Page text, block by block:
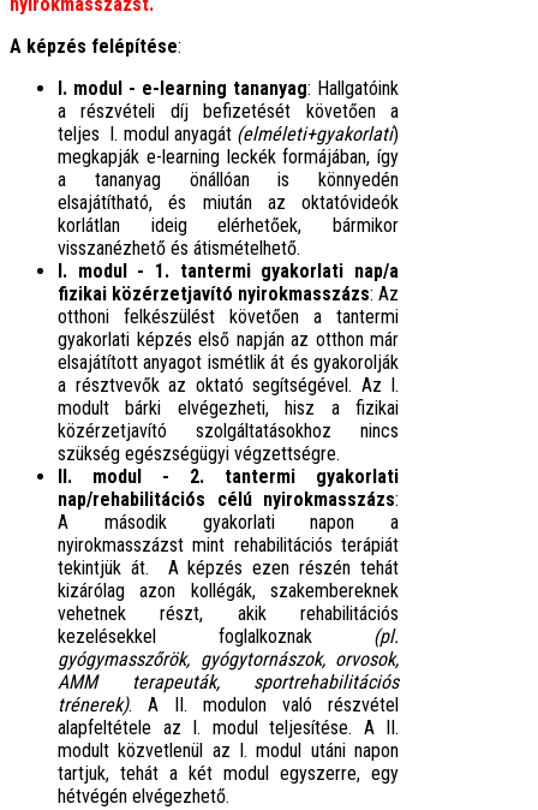
nyirokmasszázst.
A képzés felépítése:
I. modul - e-learning tananyag: Hallgatóink
a részvételi díj befizetését követően a
teljes I. modul anyagát (elméleti+gyakorlati)
megkapják e-learning leckék formájában, így
a tananyag önállóan is könnyedén
elsajátítható, és miután az oktatóvideók
korlátlan ideig elérhetőek, bármikor
visszanézhető és átismételhető.
I. modul - 1. tantermi gyakorlati nap/a
fizikai közérzetjavító nyirokmasszázs: Az
otthoni felkészülést követően a tantermi
gyakorlati képzés első napján az otthon már
elsajátított anyagot ismétlik át és gyakorolják
a résztvevők az oktató segítségével. Az I.
modult bárki elvégezheti, hisz a fizikai
közérzetjavító szolgáltatásokhoz nincs
szükség egészségügyi végzettségre.
II. modul - 2. tantermi gyakorlati
nap/rehabilitációs célú nyirokmasszázs:
A második gyakorlati napon a
nyirokmasszázst mint rehabilitációs terápiát
tekintjük át. A képzés ezen részén tehát
kizárólag azon kollégák, szakembereknek
vehetnek részt, akik rehabilitációs
kezelésekkel foglalkoznak (pl.
gyógymasszőrök, gyógytornászok, orvosok,
AMM terapeuták, sportrehabilitációs
trénerek). A II. modulon való részvétel
alapfeltétele az I. modul teljesítése. AII.
modult közvetlenül az I. modul utáni napon
tartjuk, tehát a két modul egyszerre, egy
hétvégén elvégezhető.